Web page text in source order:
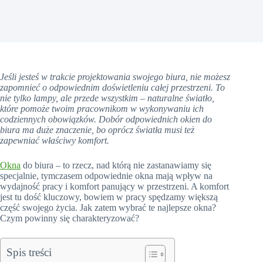
Jeśli jesteś w trakcie projektowania swojego biura, nie możesz
zapomnieć o odpowiednim doświetleniu całej przestrzeni. To
nie tylko lampy, ale przede wszystkim – naturalne światło,
które pomoże twoim pracownikom w wykonywaniu ich
codziennych obowiązków. Dobór odpowiednich okien do
biura ma duże znaczenie, bo oprócz światła musi też
zapewniać właściwy komfort.
Okna do biura – to rzecz, nad którą nie zastanawiamy się
specjalnie, tymczasem odpowiednie okna mają wpływ na
wydajność pracy i komfort panujący w przestrzeni. A komfort
jest tu dość kluczowy, bowiem w pracy spędzamy większą
część swojego życia. Jak zatem wybrać te najlepsze okna?
Czym powinny się charakteryzować?
Spis treści